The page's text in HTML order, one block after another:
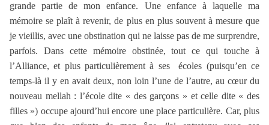
grande partie de mon enfance. Une enfance à laquelle ma
mémoire se plaît à revenir, de plus en plus souvent à mesure que
je vieillis, avec une obstination qui ne laisse pas de me surprendre,
parfois. Dans cette mémoire obstinée, tout ce qui touche à
l’Alliance, et plus particulièrement à ses
écoles (puisqu’en ce
temps-là il y en avait deux, non loin l’une de l’autre, au cœur du
nouveau mellah : l’école dite « des garçons » et celle dite « des
filles ») occupe ajourd’hui encore une place particulière. Car, plus